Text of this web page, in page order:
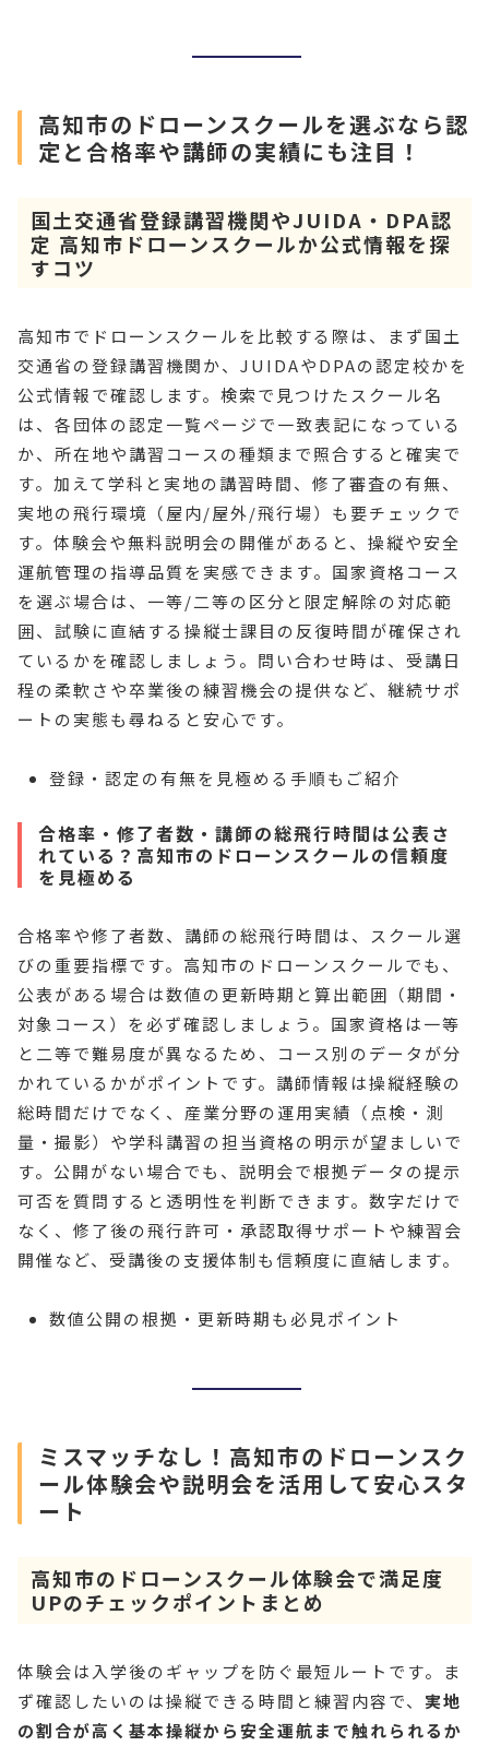
高知市のドローンスクールを選ぶなら認
定と合格率や講師の実績にも注目！
国土交通省登録講習機関やJUIDA・DPA認
定 高知市ドローンスクールか公式情報を探
すコツ
高知市でドローンスクールを比較する際は、まず国土
交通省の登録講習機関か、JUIDAやDPAの認定校かを
公式情報で確認します。検索で見つけたスクール名
は、各団体の認定一覧ページで一致表記になっている
か、所在地や講習コースの種類まで照合すると確実で
す。加えて学科と実地の講習時間、修了審査の有無、
実地の飛行環境（屋内/屋外/飛行場）も要チェックで
す。体験会や無料説明会の開催があると、操縦や安全
運航管理の指導品質を実感できます。国家資格コース
を選ぶ場合は、一等/二等の区分と限定解除の対応範
囲、試験に直結する操縦士課目の反復時間が確保され
ているかを確認しましょう。問い合わせ時は、受講日
程の柔軟さや卒業後の練習機会の提供など、継続サポ
ートの実態も尋ねると安心です。
登録・認定の有無を見極める手順もご紹介
合格率・修了者数・講師の総飛行時間は公表さ
れている？高知市のドローンスクールの信頼度
を見極める
合格率や修了者数、講師の総飛行時間は、スクール選
びの重要指標です。高知市のドローンスクールでも、
公表がある場合は数値の更新時期と算出範囲（期間・
対象コース）を必ず確認しましょう。国家資格は一等
と二等で難易度が異なるため、コース別のデータが分
かれているかがポイントです。講師情報は操縦経験の
総時間だけでなく、産業分野の運用実績（点検・測
量・撮影）や学科講習の担当資格の明示が望ましいで
す。公開がない場合でも、説明会で根拠データの提示
可否を質問すると透明性を判断できます。数字だけで
なく、修了後の飛行許可・承認取得サポートや練習会
開催など、受講後の支援体制も信頼度に直結します。
数値公開の根拠・更新時期も必見ポイント
ミスマッチなし！高知市のドローンスク
ール体験会や説明会を活用して安心スタ
ート
高知市のドローンスクール体験会で満足度
UPのチェックポイントまとめ
体験会は入学後のギャップを防ぐ最短ルートです。ま
ず確認したいのは操縦できる時間と練習内容で、 実地
の割合が高く基本操縦から安全運航まで触れられるか